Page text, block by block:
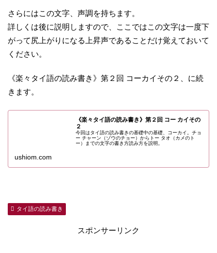
さらにはこの文字、声調を持ちます。
詳しくは後に説明しますので、ここではこの文字は一度下
がって尻上がりになる上昇声であることだけ覚えておいて
ください。
《楽々タイ語の読み書き》第２回 コーカイその２、に続
きます。
《楽々タイ語の読み書き》第２回 コー カイその
２
今回はタイ語の読み書きの基礎中の基礎、コーカイ。チョ
ー チャーン（ゾウのチョー）からトー タオ（カメのト
ー）までの文字の書き方読み方を説明。
ushiom.com
タイ語の読み書き
スポンサーリンク